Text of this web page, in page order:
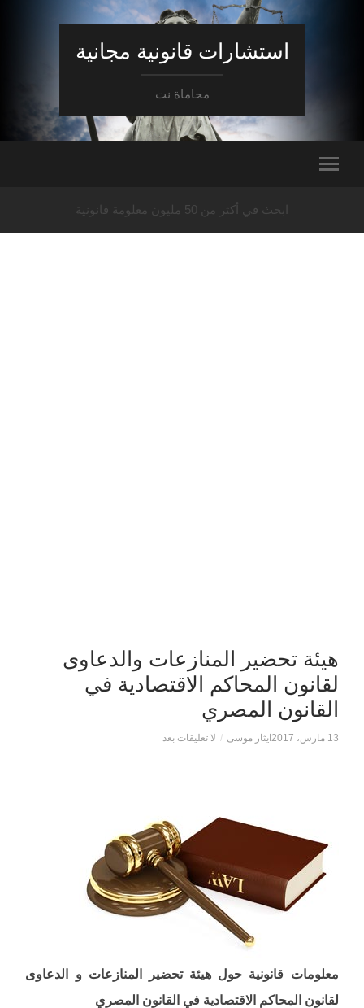
استشارات قانونية مجانية
محاماة نت
ابحث في أكثر من 50 مليون معلومة قانونية
هيئة تحضير المنازعات والدعاوى
لقانون المحاكم الاقتصادية في
القانون المصري
13 مارس، 2017 ايثار موسى / لا تعليقات بعد
معلومات قانونية حول هيئة تحضير المنازعات و الدعاوى
لقانون المحاكم الاقتصادية في القانون المصري